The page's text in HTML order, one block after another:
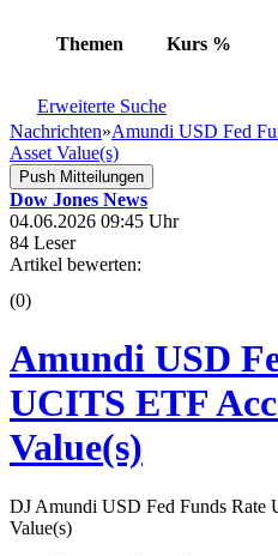
Themen Kurs %
Erweiterte Suche
Nachrichten»Amundi USD Fed
Asset Value(s)
Push Mitteilungen
Dow Jones News
04.06.2026 09:45 Uhr
84 Leser
Artikel bewerten:
(0)
Amundi USD
UCITS ETF
Value(s)
DJ Amundi USD Fed Funds Rate
Value(s)